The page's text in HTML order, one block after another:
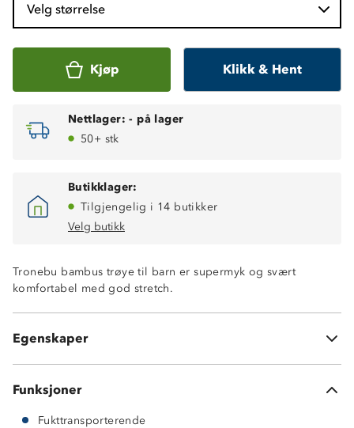
Velg størrelse
Kjøp Klikk & Hent
Nettlager: - på lager
50+ stk
Butikklager:
Tilgjengelig i 14 butikker
Velg butikk
Tronebu bambus trøye til barn er supermyk og svært
komfortabel med god stretch.
Egenskaper
BambooStretch 210 (95% bambusviskose og 5%
Holder seg mykt uten bruk av tøymykner
Naturlig rynkefrie – ingen stryking
God isolasjonsevne
Funksjoner
Fukttransporterende